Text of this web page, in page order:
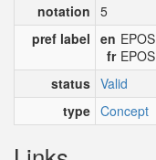
notation 5
pref label en EPOS
fr EPOS
status Valid
type Concept